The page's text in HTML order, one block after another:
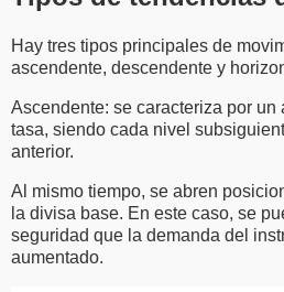
Hay tres tipos principales de
ascendente, descendente y
Ascendente: se caracteriza por un
tasa, siendo cada nivel
anterior.
Al mismo tiempo, se abren
la divisa base. En este caso, se
seguridad que la demanda del
aumentado.